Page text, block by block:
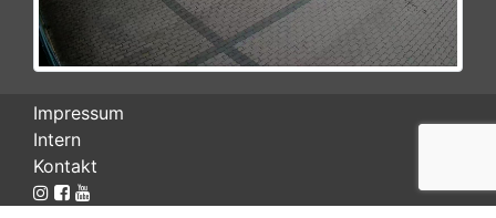
Impressum
Intern
Kontakt